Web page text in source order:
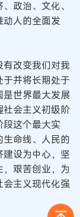
政治、文化、
人的全面发
改变我们对我
并将长期处于
是世界最大发展
社会主义初级阶
这个最大实
命线、人民的
设为中心，坚
艰苦创业，为
主义现代化强